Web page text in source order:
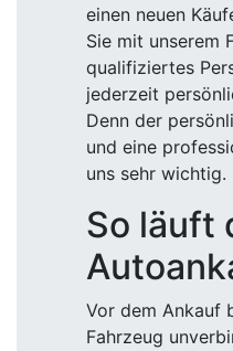
einen neuen
Sie mit unserem
qualifiziertes
jederzeit
Denn der
und eine
uns sehr wichtig.
So läuft
Vor dem Ankauf
Fahrzeug